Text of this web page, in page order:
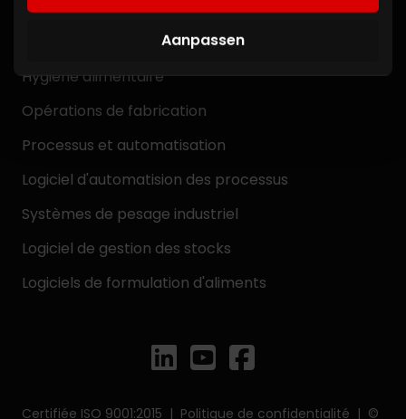
blijft gebruiken.
Aanpassen
Fabrication alimentation animale
Fabricants d'aliments pour animaux
Hygiène alimentaire
Opérations de fabrication
Processus et automatisation
Logiciel d'automatision des processus
Systèmes de pesage industriel
Logiciel de gestion des stocks
Logiciels de formulation d'aliments
Certifiée ISO 9001:2015 | Politique de confidentialité | ©